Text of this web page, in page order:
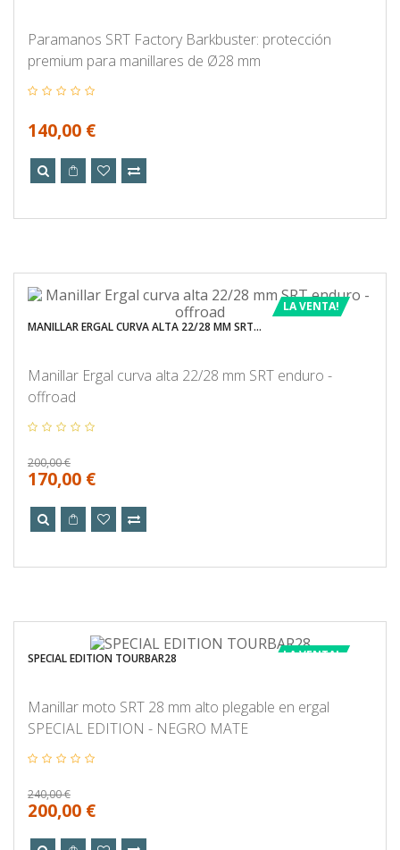
Paramanos SRT Factory Barkbuster: protección
premium para manillares de Ø28 mm
140,00 €
LA VENTA!
MANILLAR ERGAL CURVA ALTA 22/28 MM SRT...
Manillar Ergal curva alta 22/28 mm SRT enduro -
offroad
200,00 €
170,00 €
LA VENTA!
SPECIAL EDITION TOURBAR28
Manillar moto SRT 28 mm alto plegable en ergal
SPECIAL EDITION - NEGRO MATE
240,00 €
200,00 €